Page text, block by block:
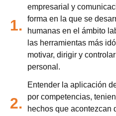
1.
empresarial y
forma en la que se
humanas en el ámbito
las herramientas más
motivar, dirigir y
personal.
2.
Entender la aplicación
por competencias,
hechos que acontezcan